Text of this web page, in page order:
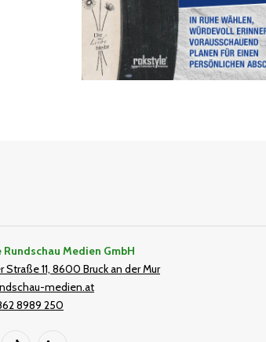
Medien GmbH
Straße 11, 8600 Bruck an der Mur
medien.at
8989 250